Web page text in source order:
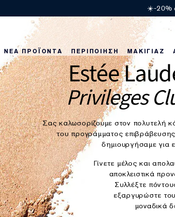
💫 Πολυτελή δώρα
ΝΕΑ ΠΡΟΪΟΝΤΑ ΠΕΡΙΠΟΙΗΣΗ ΜΑΚΙΓΙΑΖ
La Dangereuse Τα νέα μας προϊόντα
Τα νέα μας προϊόντα Best Sellers
Τα νέα μας προϊόντα Best Sellers
Η σειρά Re-
Estée
Privileges
Σας καλωσορίζουμε στον πολυτελή
του προγράμματος
δημιουργήσαμε για
Γίνετε μέλος και
αποκλειστικά
Συλλέξτε
εξαργυρώστε
μοναδικά